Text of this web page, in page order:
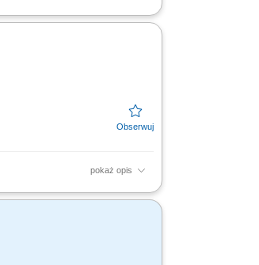
doradczych
pokaż opis
dopasowanie